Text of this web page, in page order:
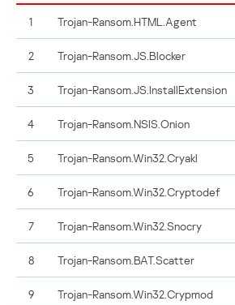
1 Trojan-Ransom.HTML.Agent
2 Trojan-Ransom.JS.Blocker
3 Trojan-Ransom.JS.InstallExtension
4 Trojan-Ransom.NSIS.Onion
5 Trojan-Ransom.Win32.Cryakl
6 Trojan-Ransom.Win32.Cryptodef
7 Trojan-Ransom.Win32.Snocry
8 Trojan-Ransom.BAT.Scatter
9 Trojan-Ransom.Win32.Crypmod